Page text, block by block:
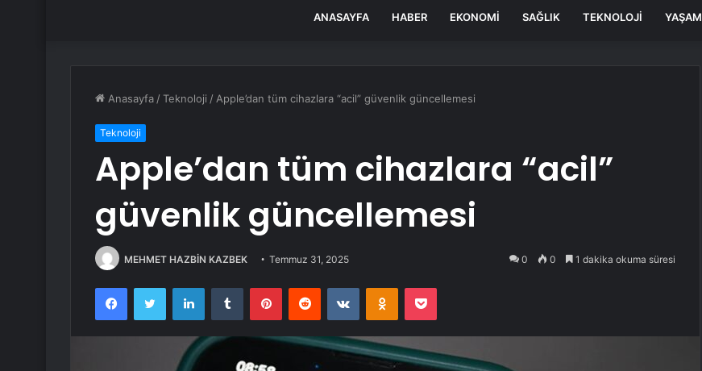
ANASAYFA HABER EKONOMI SAĞLIK TEKNOLOJI YAŞAM
Anasayfa /Teknoloji / Apple’dan tüm cihazlara “acil” güvenlik güncellemesi
Teknoloji
Apple’dan tüm cihazlara “acil”
güvenlik güncellemesi
MEHMET HAZBİN KAZBEK Temmuz 31, 2025 0 0 1 dakika okuma süresi
FacebookTwitter LinkedInTumblr PinterestReddit VKontakteOdnoklassniki
Pocket